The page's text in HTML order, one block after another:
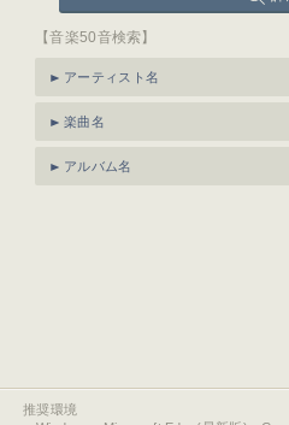
【音楽50音検索】
アーティスト名
楽曲名
アルバム名
推奨環境